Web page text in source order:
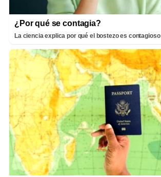
¿Por qué se contagia?
La ciencia explica por qué el bostezo es contagioso